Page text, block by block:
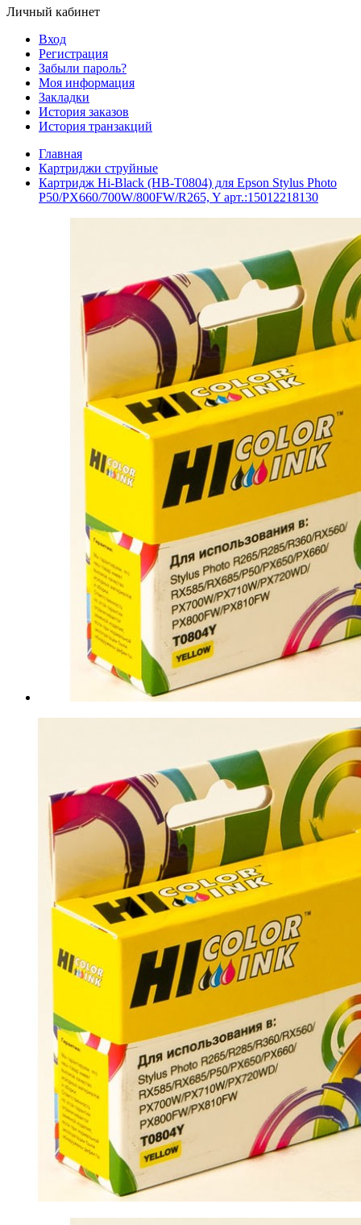
Личный кабинет
Вход
Регистрация
Забыли пароль?
Моя информация
Закладки
История заказов
История транзакций
Главная
Картриджи струйные
Картридж Hi-Black (HB-T0804) для Epson Stylus Photo
P50/PX660/700W/800FW/R265, Y арт.:15012218130